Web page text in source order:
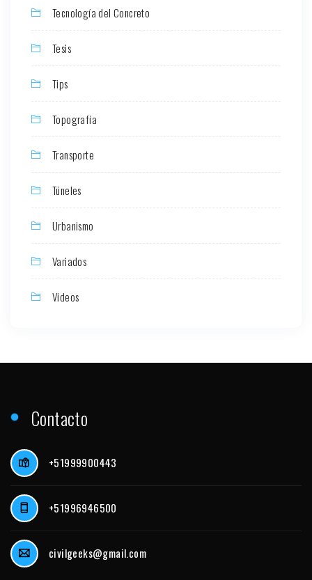
Tecnología del Concreto
Tesis
Tips
Topografía
Transporte
Túneles
Urbanismo
Variados
Videos
Contacto
+51999900443
+51996946500
civilgeeks@gmail.com